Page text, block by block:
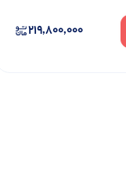
219,800,000